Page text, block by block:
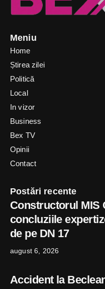
Meniu
Home
Știrea zilei
Politică
Local
In vizor
Business
Bex TV
Opinii
Contact
Postări recente
Constructorul MIS
concluziile
de pe DN 17
august 6, 2026
Accident la